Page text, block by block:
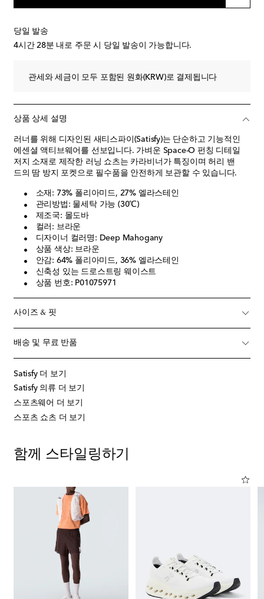
당일 발송
4시간 28분 내로 주문 시 당일 발송이 가능합니다.
관세와 세금이 모두 포함된 원화(KRW)로 결제됩니다
상품 상세 설명
러너를 위해 디자인된 새티스파이(Satisfy)는 단순하고 기능적인
에센셜 액티브웨어를 선보입니다. 가벼운 Space-O 펀칭 디테일
저지 소재로 제작한 러닝 쇼츠는 카라비너가 특징이며 허리 밴
드의 땀 방지 포켓으로 필수품을 안전하게 보관할 수 있습니다.
소재: 73% 폴리아미드, 27% 엘라스테인
관리방법: 물세탁 가능 (30℃)
제조국: 몰도바
컬러: 브라운
디자이너 컬러명: Deep Mahogany
상품 색상: 브라운
안감: 64% 폴리아미드, 36% 엘라스테인
신축성 있는 드로스트링 웨이스트
상품 번호: P01075971
사이즈 & 핏
배송 및 무료 반품
Satisfy 더 보기
Satisfy 의류 더 보기
스포츠웨어 더 보기
스포츠 쇼츠 더 보기
함께 스타일링하기